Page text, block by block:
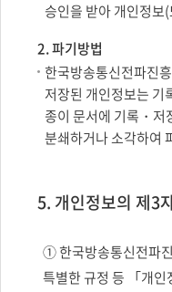
승인을 받아 개인정보
2. 파기방법
한국방송통신전파진
저장된 개인정보는 기
종이 문서에 기록・저
분쇄하거나 소각하여
5. 개인정보의 제3
① 한국방송통신전파
특별한 규정 등 「개